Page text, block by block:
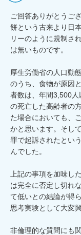
ご回答ありがとうご
餅という古来より日
リーのように規制さ
は無いものです。
厚生労働省の人口動
のうち、食物が原因
者数は、年間3,500人
の死亡した高齢者の
た場合においても、
かと思います。そし
罪で起訴されたとい
んでした。
上記の事項を加味し
は完全に否定し切れ
て低いとの結論が得
思考実験として大変
非倫理的な質問にも